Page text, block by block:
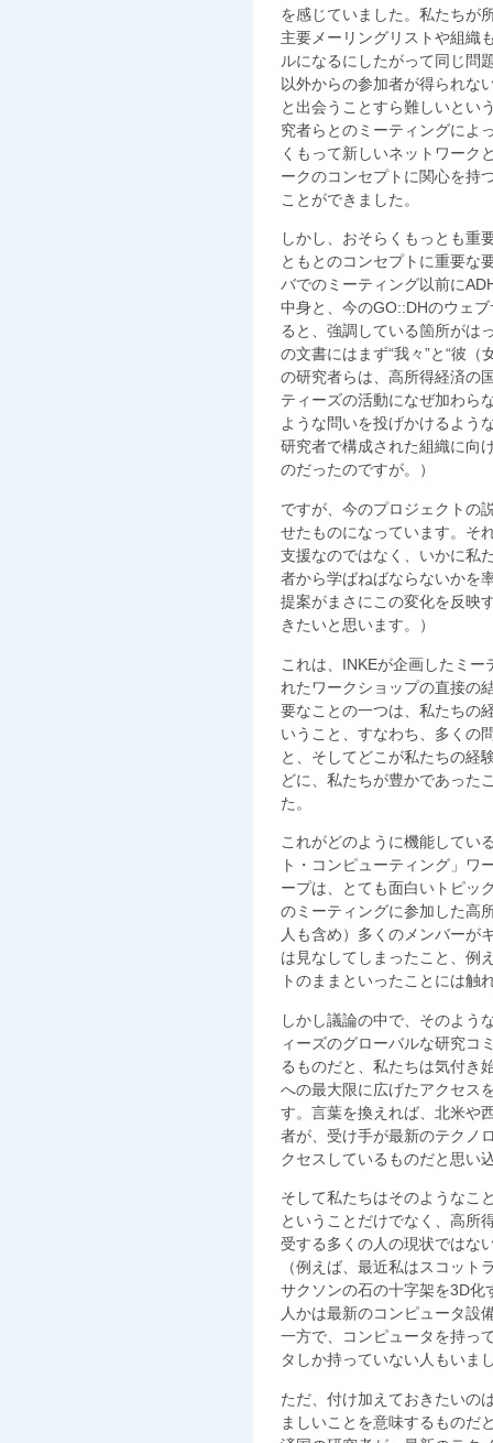
を感じていました。私たちが
主要メーリングリストや組織
ルになるにしたがって同じ問
以外からの参加者が得られな
と出会うことすら難しいとい
究者らとのミーティングによ
くもって新しいネットワーク
ークのコンセプトに関心を持
ことができました。
しかし、おそらくもっとも重
ともとのコンセプトに重要な
バでのミーティング以前に
中身と、今のGO::DHのウェ
ると、強調している箇所がは
の文書にはまず“我々”と“彼
の研究者らは、高所得経済の
ティーズの活動になぜ加わら
ような問いを投げかけるよう
研究者で構成された組織に向
のだったのですが。）
ですが、今のプロジェクトの
せたものになっています。そ
支援なのではなく、いかに私
者から学ばねばならないかを
提案がまさにこの変化を反映
きたいと思います。）
これは、INKEが企画したミ
れたワークショップの直接の
要なことの一つは、私たちの
いうこと、すなわち、多くの
と、そしてどこが私たちの経
どに、私たちが豊かであった
た。
これがどのように機能してい
ト・コンピューティング」ワ
ープは、とても面白いトピッ
のミーティングに参加した高
人も含め）多くのメンバーが
は見なしてしまったこと、例
トのままといったことには触
しかし議論の中で、そのよう
ィーズのグローバルな研究コ
るものだと、私たちは気付き
への最大限に広げたアクセス
す。言葉を換えれば、北米や
者が、受け手が最新のテクノ
クセスしているものだと思い
そして私たちはそのようなこ
ということだけでなく、高所
受する多くの人の現状ではな
（例えば、最近私はスコッ
サクソンの石の十字架を3D化
人かは最新のコンピュータ設
一方で、コンピュータを持っ
タしか持っていない人もいま
ただ、付け加えておきたいの
ましいことを意味するものだ